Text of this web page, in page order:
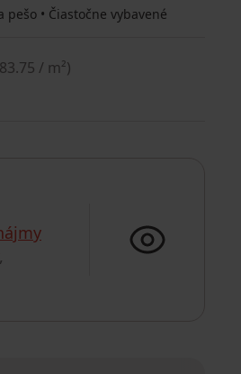
pešo • Čiastočne vybavené
/ m²)
,